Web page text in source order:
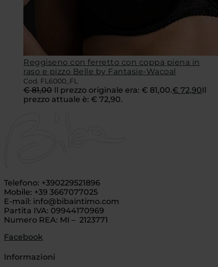
Reggiseno con ferretto con coppa piena in
raso e pizzo Belle by Fantasie-Wacoal
Cod. FL6000_FL
€81,00 Il prezzo originale era: € 81,00.€ 72,90Il
prezzo attuale è: € 72,90.
Telefono: +390229521896
Mobile: +39 3667077025
E-mail: info@bibaintimo.com
Partita IVA: 09944170969
Numero REA: MI – 2123771
Facebook
Informazioni